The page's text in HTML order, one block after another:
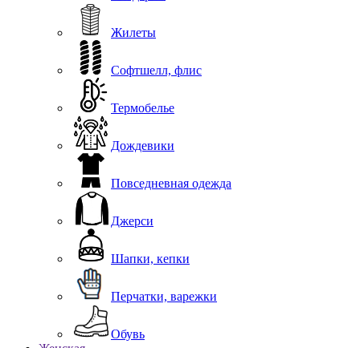
Жилеты
Софтшелл, флис
Термобелье
Дождевики
Повседневная одежда
Джерси
Шапки, кепки
Перчатки, варежки
Обувь